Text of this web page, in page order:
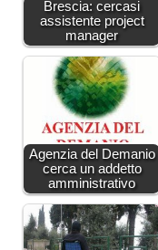
Brescia: cercasi
assistente project
manager
Agenzia del Demanio
cerca un addetto
amministrativo